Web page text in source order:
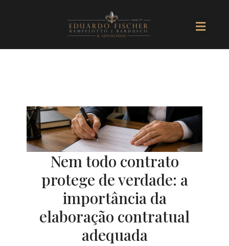
Nem todo contrato
protege de verdade: a
importância da
elaboração contratual
adequada